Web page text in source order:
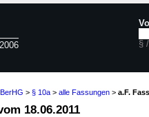
§
> § 10a > alle Fassungen > a.F.
18.06.2011